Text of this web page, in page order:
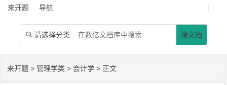
来开题 导航 |
 请选择分类 搜文档
来开题 >管理学类 >会计学 > 正文